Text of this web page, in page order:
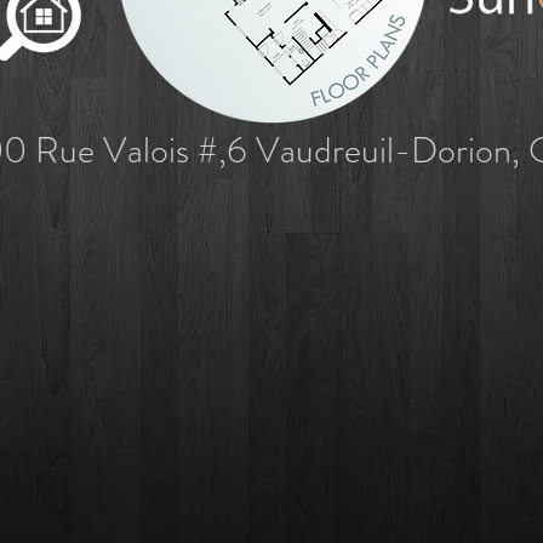
Rue Valois #,6 Vaudreuil-Dorion,